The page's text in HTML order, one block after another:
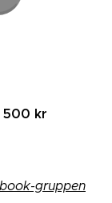
500 kr
gruppen